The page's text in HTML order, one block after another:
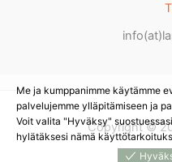
Copyright ©
Me ja kumppanimme käytämme
palvelujemme ylläpitämiseen ja
Voit valita "Hyväksy"
hylätäksesi nämä